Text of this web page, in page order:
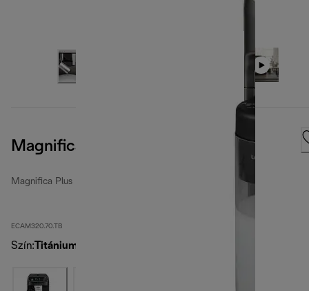
Magnifica Plus
Magnifica Plus
ECAM320.70.TB
Szín: Titánium fekete